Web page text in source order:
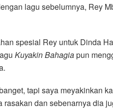
lagu sebelumnya, Rey
spesial Rey untuk Dinda
Kuyakin Bahagiapun
tapi saya meyakinkan
rasakan dan sebenarnya dia